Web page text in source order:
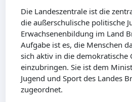
Die Landeszentrale ist die
die außerschulische politische
Erwachsenenbildung im Land
Aufgabe ist es, die Menschen
sich aktiv in die demokratische
einzubringen. Sie ist dem
Jugend und Sport des Landes
zugeordnet.